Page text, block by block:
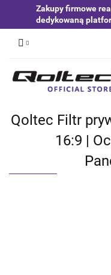
Zakupy firmowe
dedykowaną
Qoltec Filtr
16:9 |